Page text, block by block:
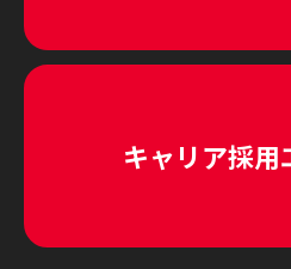
キャリア採用